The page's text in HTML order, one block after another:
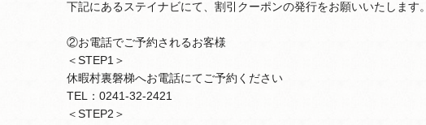
下記にあるステイナビにて、割引クーポンの発行をお願いいたします。
②お電話でご予約されるお客様
＜STEP1＞
休暇村裏磐梯へお電話にてご予約ください
TEL：0241-32-2421
＜STEP2＞